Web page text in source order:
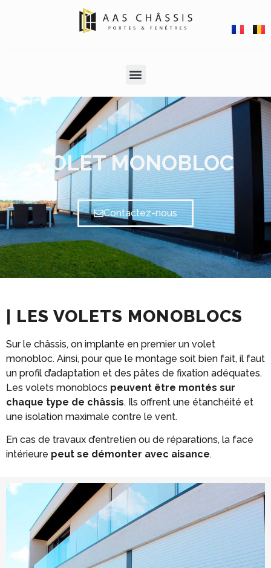
VOLET MONOBLOC
Contactez-nous
| LES VOLETS MONOBLOCS
Sur le châssis, on implante en premier un volet
monobloc. Ainsi, pour que le montage soit bien fait, il faut
un profil d’adaptation et des pâtes de fixation adéquates.
Les volets monoblocs peuvent être montés sur
chaque type de châssis. Ils offrent une étanchéité et
une isolation maximale contre le vent.
En cas de travaux d’entretien ou de réparations, la face
intérieure peut se démonter avec aisance.